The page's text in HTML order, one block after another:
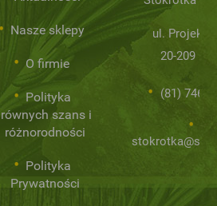
Nasze sklepy
O firmie
Polityka
równych szans i
różnorodności
Polityka
Prywatności
ul.
20-209
(81) 746